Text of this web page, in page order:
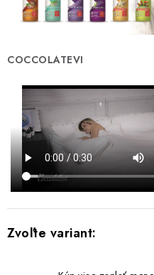
COCCOLATEVI